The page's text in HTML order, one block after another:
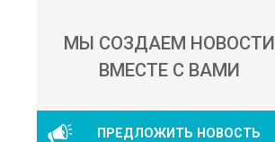
МЫ СОЗДАЕМ НОВОСТИ
ВМЕСТЕ С ВАМИ
ПРЕДЛОЖИТЬ НОВОСТЬ